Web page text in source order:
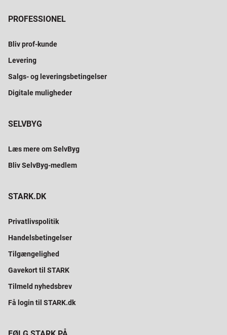
PROFESSIONEL
Bliv prof-kunde
Levering
Salgs- og leveringsbetingelser
Digitale muligheder
SELVBYG
Læs mere om SelvByg
Bliv SelvByg-medlem
STARK.DK
Privatlivspolitik
Handelsbetingelser
Tilgængelighed
Gavekort til STARK
Tilmeld nyhedsbrev
Få login til STARK.dk